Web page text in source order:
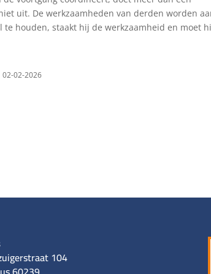
uit. De werkzaamheden van derden worden
houden, staakt hij de werkzaamheid en moet
02-02-2026
104